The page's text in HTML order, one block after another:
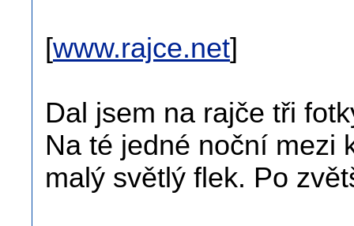
[www.rajce.net]
Dal jsem na rajče tři
Na té jedné noční mezi
malý světlý flek. Po